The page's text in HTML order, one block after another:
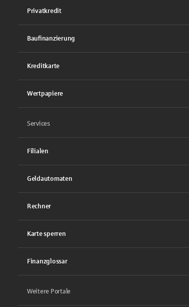
Privatkredit
Baufinanzierung
Kreditkarte
Wertpapiere
Services
Filialen
Geldautomaten
Rechner
Karte sperren
Finanzglossar
Weitere Portale